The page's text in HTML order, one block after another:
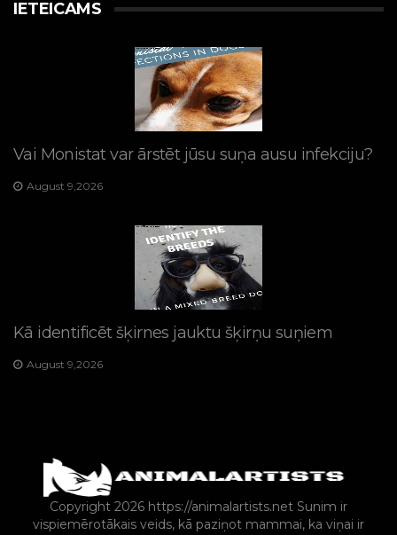
IETEICAMS
Vai Monistat var ārstēt jūsu suņa ausu infekciju?
August 9,2026
Kā identificēt šķirnes jauktu šķirņu suņiem
August 9,2026
Copyright 2026 https://animalartists.net Sunim ir
vispiemērotākais veids, kā paziņot mammai, ka viņai ir